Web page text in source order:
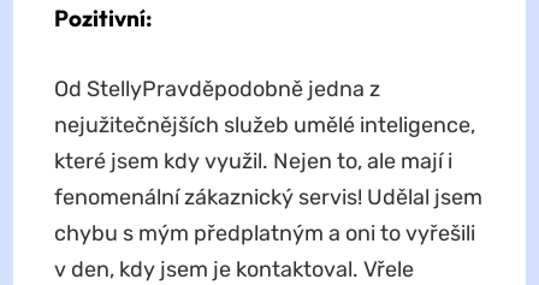
Pozitivní:
Od StellyPravděpodobně jedna z
nejužitečnějších služeb umělé inteligence,
které jsem kdy využil. Nejen to, ale mají i
fenomenální zákaznický servis! Udělal jsem
chybu s mým předplatným a oni to vyřešili
v den, kdy jsem je kontaktoval. Vřele